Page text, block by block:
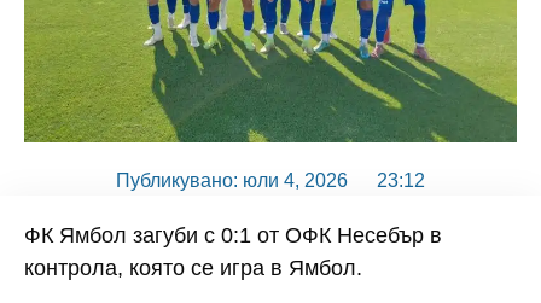
Публикувано: юли 4, 2026 23:12
ФК Ямбол загуби с 0:1 от ОФК Несебър в
контрола, която се игра в Ямбол.